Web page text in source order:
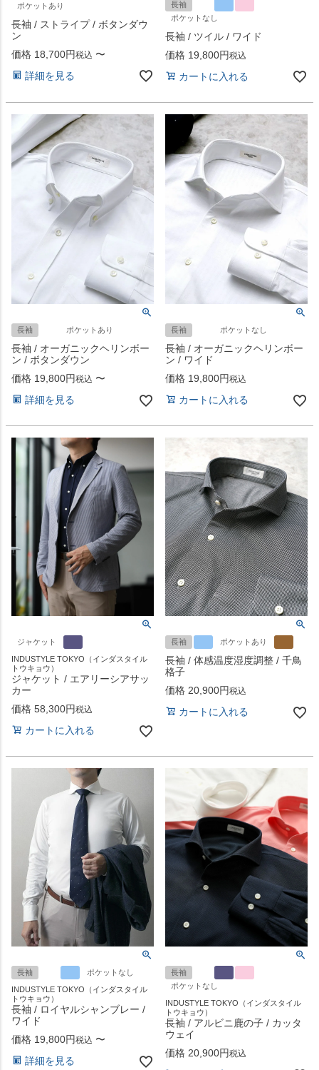
ポケットあり
長袖 / ストライプ / ボタンダウ
ン
価格 18,700 税込 〜
詳細を見る
長袖
ポケットなし
長袖 / ツイル / ワイド
価格 19,800 税込
カートに入れる
長袖 ポケットあり
長袖 / オーガニックヘリンボー
ン / ボタンダウン
価格 19,800 税込 〜
詳細を見る
長袖 ポケットなし
長袖 / オーガニックヘリンボー
ン / ワイド
価格 19,800 税込
カートに入れる
ジャケット
INDUSTYLE TOKYO（インダスタイル
トウキョウ）
ジャケット / エアリーシアサッ
カー
価格 58,300 税込
カートに入れる
長袖 ポケットあり
長袖 / 体感温度湿度調整 / 千鳥
格子
価格 20,900 税込
カートに入れる
長袖
ポケットなし
INDUSTYLE TOKYO（インダスタイル
トウキョウ）
長袖 / ロイヤルシャンブレー /
ワイド
価格 19,800 税込 〜
詳細を見る
長袖
ポケットなし
INDUSTYLE TOKYO（インダスタイル
トウキョウ）
長袖 / アルビニ鹿の子 / カッタ
ウェイ
価格 20,900 税込